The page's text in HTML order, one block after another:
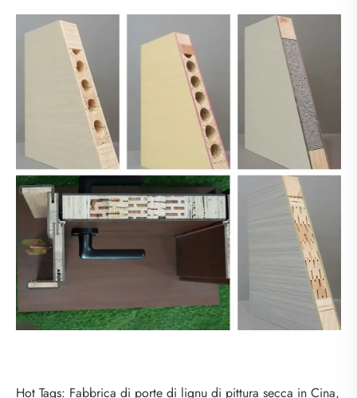
Hot Tags: Fabbrica di porte di lignu di pittura secca in Cina,